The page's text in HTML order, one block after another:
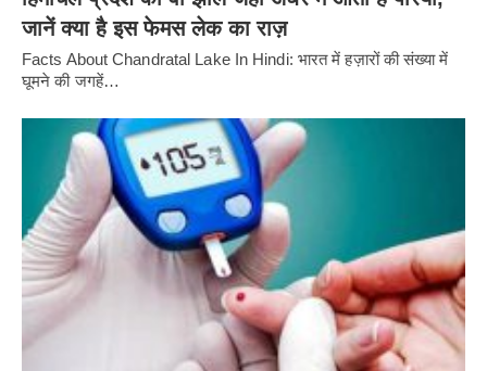
जानें क्या है इस फेमस लेक का राज़
Facts About Chandratal Lake In Hindi: भारत में हज़ारों की संख्या में
घूमने की जगहें…